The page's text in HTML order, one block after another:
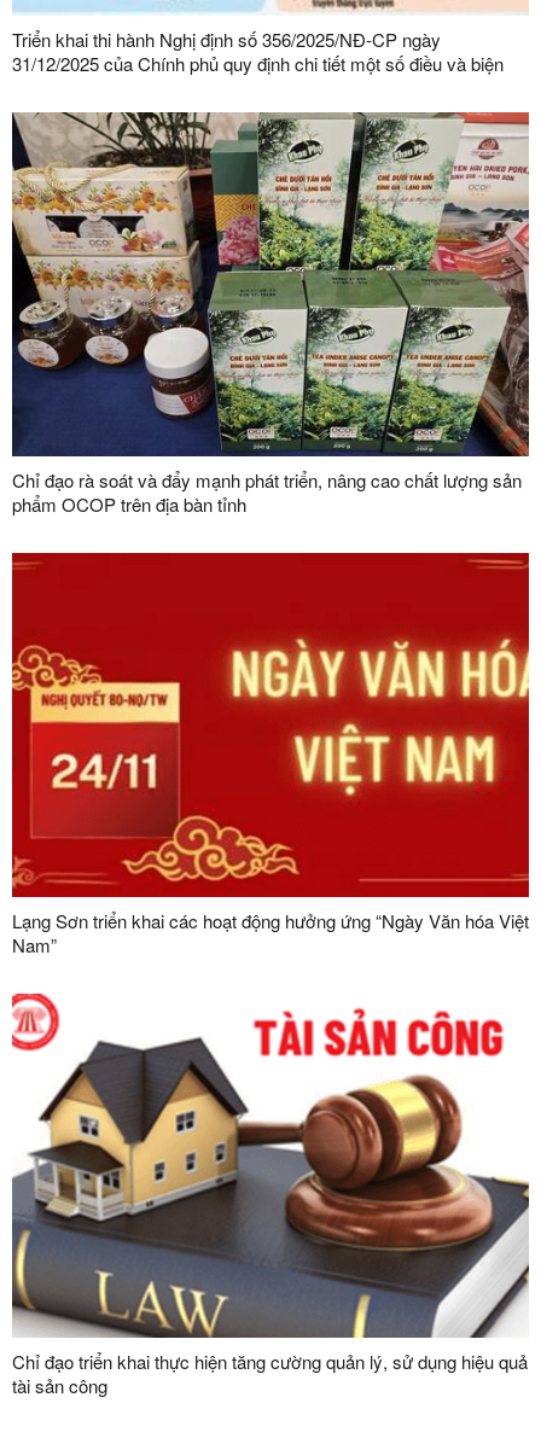
Triển khai thi hành Nghị định số 356/2025/NĐ-CP ngày
31/12/2025 của Chính phủ quy định chi tiết một số điều và biện
Sơn
Chỉ đạo rà soát và đẩy mạnh phát triển, nâng cao chất lượng sản
phẩm OCOP trên địa bàn tỉnh
Lạng Sơn triển khai các hoạt động hưởng ứng “Ngày Văn hóa Việt
Nam”
Chỉ đạo triển khai thực hiện tăng cường quản lý, sử dụng hiệu quả
tài sản công